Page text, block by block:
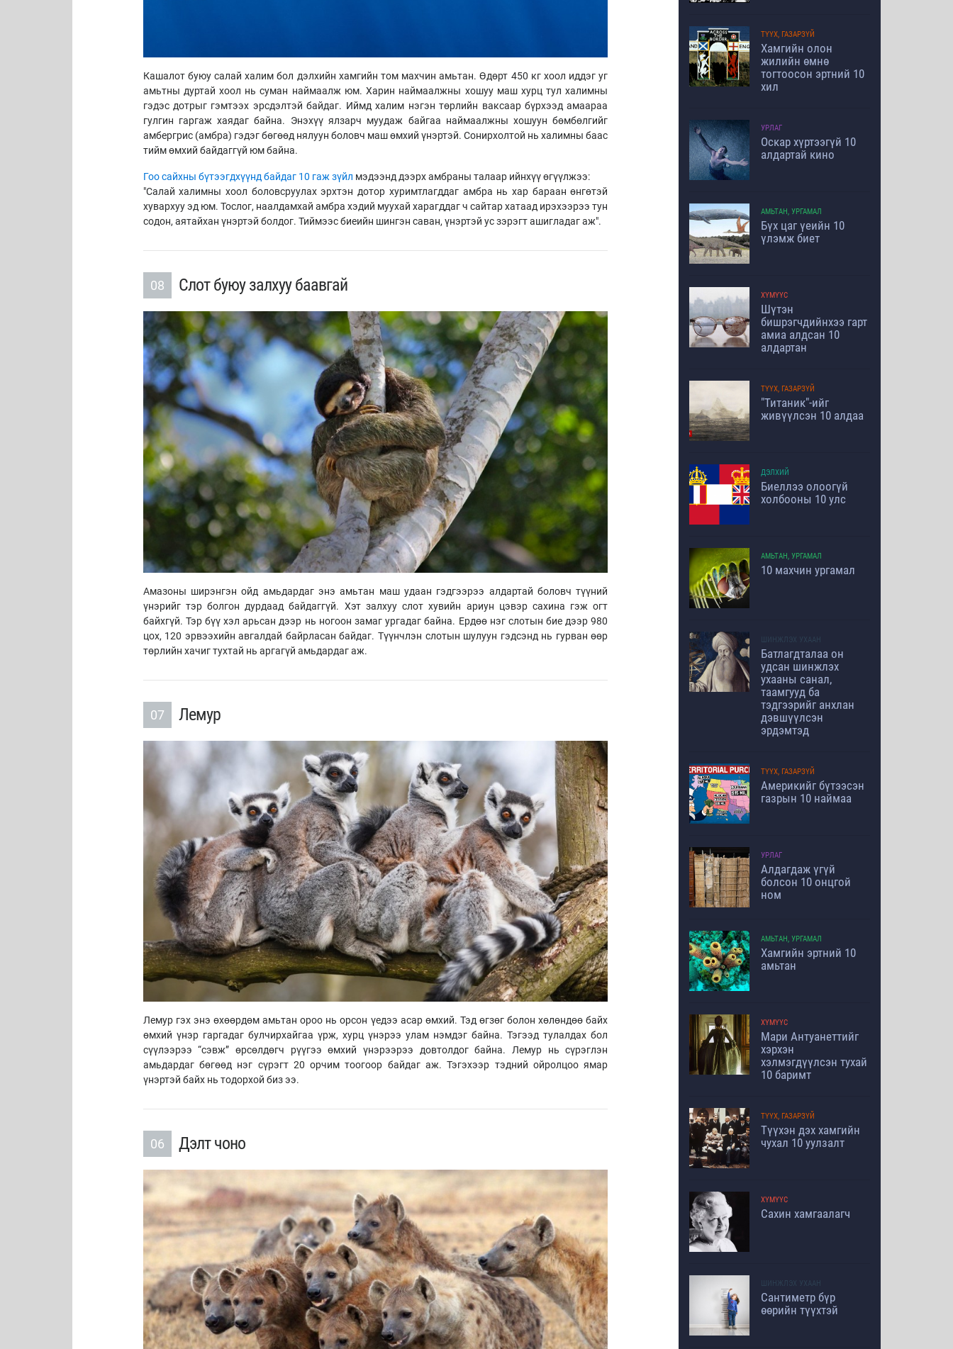
Кашалот буюу салай халим бол дэлхийн хамгийн том махчин амьтан. Өдөрт 450 кг хоол иддэг уг
амьтны дуртай хоол нь суман наймаалж юм. Харин наймаалжны хошуу маш хурц тул халимны
гэдэс дотрыг гэмтээх эрсдэлтэй байдаг. Иймд халим нэгэн төрлийн ваксаар бүрхээд амаараа
гулгин гаргаж хаядаг байна. Энэхүү ялзарч муудаж байгаа наймаалжны хошуун бөмбөлгийг
амбергрис (амбра) гэдэг бөгөөд нялуун боловч маш өмхий үнэртэй. Сонирхолтой нь халимны баас
тийм өмхий байдаггүй юм байна.
Гоо сайхны бүтээгдхүүнд байдаг 10 гаж зүйл мэдээнд дээрх амбраны талаар ийнхүү өгүүлжээ:
"Салай халимны хоол боловсруулах эрхтэн дотор хуримтлагддаг амбра нь хар бараан өнгөтэй
хувархуу эд юм. Тослог, наалдамхай амбра хэдий муухай харагддаг ч сайтар хатаад ирэхээрээ тун
содон, аятайхан үнэртэй болдог. Тиймээс биеийн шингэн саван, үнэртэй ус зэрэгт ашигладаг аж".
08 Слот буюу залхуу баавгай
Амазоны ширэнгэн ойд амьдардаг энэ амьтан маш удаан гэдгээрээ алдартай боловч түүний
үнэрийг тэр болгон дурдаад байдаггүй. Хэт залхуу слот хувийн ариун цэвэр сахина гэж огт
байхгүй. Тэр бүү хэл арьсан дээр нь ногоон замаг ургадаг байна. Ердөө нэг слотын бие дээр 980
цох, 120 эрвээхийн авгалдай байрласан байдаг. Түүнчлэн слотын шулуун гэдсэнд нь гурван өөр
төрлийн хачиг тухтай нь аргагүй амьдардаг аж.
07 Лемур
Лемур гэх энэ өхөөрдөм амьтан ороо нь орсон үедээ асар өмхий. Тэд өгзөг болон хөлөндөө байх
өмхий үнэр гаргадаг булчирхайгаа үрж, хурц үнэрээ улам нэмдэг байна. Тэгээд тулалдах бол
сүүлээрээ “сэвж” өрсөлдөгч рүүгээ өмхий үнэрээрээ довтолдог байна. Лемур нь сүрэглэн
амьдардаг бөгөөд нэг сүрэгт 20 орчим тоогоор байдаг аж. Тэгэхээр тэдний ойролцоо ямар
үнэртэй байх нь тодорхой биз ээ.
06 Дэлт чоно
ТҮҮХ, ГАЗАРЗҮЙ
Хамгийн олон
жилийн өмнө
тогтоосон эртний 10
хил
УРЛАГ
Оскар хүртээгүй 10
алдартай кино
АМЬТАН, УРГАМАЛ
Бүх цаг үеийн 10
үлэмж биет
ХҮМҮҮС
Шүтэн
бишрэгчдийнхээ гарт
амиа алдсан 10
алдартан
ТҮҮХ, ГАЗАРЗҮЙ
"Титаник"-ийг
живүүлсэн 10 алдаа
ДЭЛХИЙ
Биеллээ олоогүй
холбооны 10 улс
АМЬТАН, УРГАМАЛ
10 махчин ургамал
ШИНЖЛЭХ УХААН
Батлагдталаа он
удсан шинжлэх
ухааны санал,
таамгууд ба
тэдгээрийг анхлан
дэвшүүлсэн
эрдэмтэд
ТҮҮХ, ГАЗАРЗҮЙ
Америкийг бүтээсэн
газрын 10 наймаа
УРЛАГ
Алдагдаж үгүй
болсон 10 онцгой
ном
АМЬТАН, УРГАМАЛ
Хамгийн эртний 10
амьтан
ХҮМҮҮС
Мари Антуанеттийг
хэрхэн
хэлмэгдүүлсэн тухай
10 баримт
ТҮҮХ, ГАЗАРЗҮЙ
Түүхэн дэх хамгийн
чухал 10 уулзалт
ХҮМҮҮС
Сахин хамгаалагч
ШИНЖЛЭХ УХААН
Сантиметр бүр
өөрийн түүхтэй